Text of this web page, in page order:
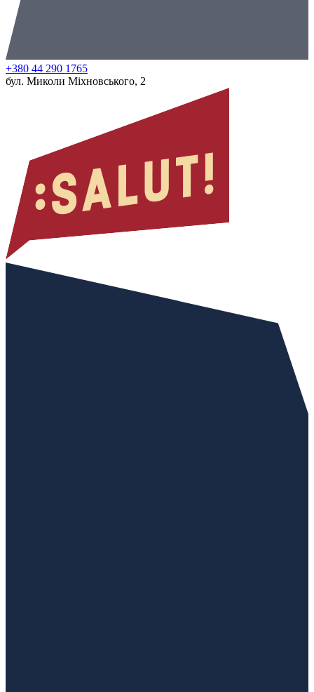
+380 44 290 1765
бул. Миколи Міхновського, 2